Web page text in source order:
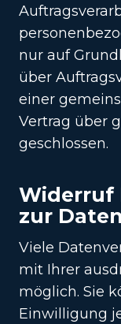
nur auf
über
einer
Vertrag über
geschlossen.
Widerruf
zur
Viele
mit Ihrer
möglich. Sie
Einwilligung